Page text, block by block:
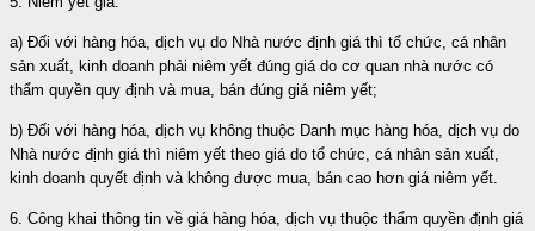
a) Đối với hàng hóa, dịch vụ do Nhà nước định giá thì tổ chức, cá nhân
sản xuất, kinh doanh phải niêm yết đúng giá do cơ quan nhà nước có
thẩm quyền quy định và mua, bán đúng giá niêm yết;
b) Đối với hàng hóa, dịch vụ không thuộc Danh mục hàng hóa, dịch vụ do
Nhà nước định giá thì niêm yết theo giá do tổ chức, cá nhân sản xuất,
kinh doanh quyết định và không được mua, bán cao hơn giá niêm yết.
6. Công khai thông tin về giá hàng hóa, dịch vụ thuộc thẩm quyền định giá